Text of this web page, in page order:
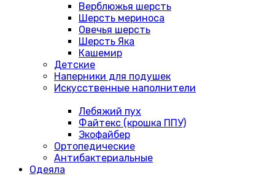
Верблюжья шерсть
Шерсть мериноса
Овечья шерсть
Шерсть Яка
Кашемир
Детские
Наперники для подушек
Искусственные наполнители
Лебяжий пух
Файтекс (крошка ППУ)
Экофайбер
Ортопедические
Антибактериальные
Одеяла